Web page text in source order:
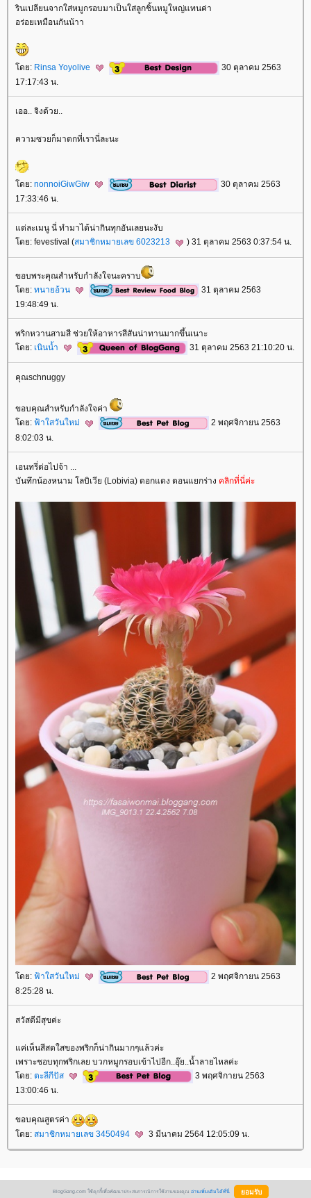
รินเปลียนจากใส่หมูกรอบมาเป็นใส่ลูกชิ้นหมูใหญ่แทนค่า
อร่อยเหมือนกันน้าา
ดย: Rinsa Yoyolive
30 ตุลาคม 2563
17:17:43 น.
เออ.. จิงด้วย..
ความซวยก็มาตกที่เรานี่ละนะ
ดย: nonnoiGiwGiw
30 ตุลาคม 2563
17:33:46 น.
ต่ละเมนู นี่ ทำมาได้น่ากินทุกอันเลยนะงับ
ดย: fevestival (สมาชิกหมายเลข 6023213 ) 31 ตุลาคม 2563 0:37:54 น.
ขอบพระคุณสำหรับกำลังใจนะคราบ
ดย: ทนายอ้วน
31 ตุลาคม 2563
19:48:49 น.
พริกหวานสามสี ช่วยให้อาหารสีสันน่าทานมากขึ้นเนาะ
ดย: เนินน้ำ 31 ตุลาคม 2563 21:10:20 น.
คุณschnuggy
ขอบคุณสำหรับกำลังใจค่า
ดย: ฟ้าใสวันใหม่
2 พฤศจิกายน 2563
8:02:03 น.
เอนทรี่ต่อไปจ้า ...
บันทึกน้องหนาม โลบิเวีย (Lobivia) ดอกแดง ตอนแยกร่าง คลิกที่นี่ค่ะ
ดย: ฟ้าใสวันใหม่
2 พฤศจิกายน 2563
8:25:28 น.
สวัสดีมีสุขค่ะ
ค่เห็นสีสดใสของพริกก็น่ากินมากๆแล้วค่ะ
เพราะชอบทุกพริกเลย บวกหมูกรอบเข้าไปอีก..อุ๊ย..น้ำลายไหลค่ะ
ดย: ตะลีกีปัส
3 พฤศจิกายน 2563
13:00:46 น.
ขอบคุณสูตรค่า
ดย: สมาชิกหมายเลข 3450494 3 มีนาคม 2564 12:05:09 น.
BlogGang.com ใช้คุกกี้เพื่อพัฒนาประสบการณ์การใช้งานของคุณ อ่านเพิ่มเติมได้ที่นี่